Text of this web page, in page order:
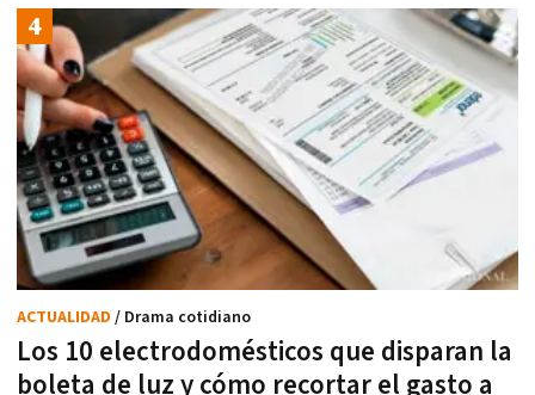
Los 10 electrodomésticos que disparan la
boleta de luz y cómo recortar el gasto a
ACTUALIDAD / Drama cotidiano